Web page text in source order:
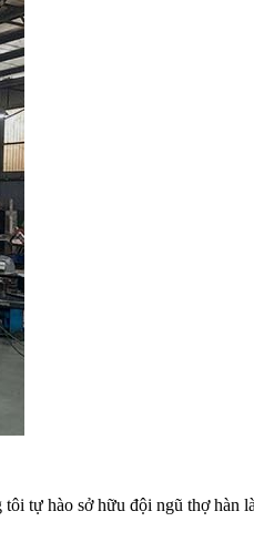
tự hào sở hữu đội ngũ thợ hàn